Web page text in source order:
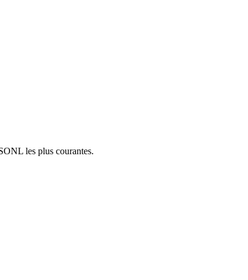
les plus courantes.